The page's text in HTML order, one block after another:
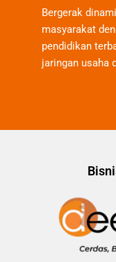
Bergerak
masyarakat
pendidikan
jaringan usaha